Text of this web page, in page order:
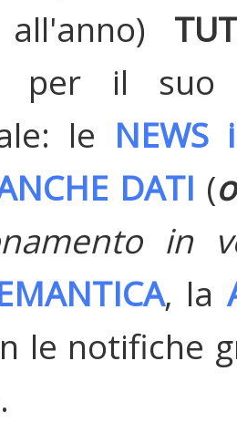
per il suo
le
DATI (
in
, la
le notifiche